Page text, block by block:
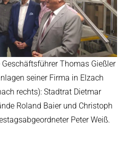
Thomas Gießler
seiner Firma in Elzach
rechts): Stadtrat Dietmar
Roland Baier und Christoph
Peter Weiß.